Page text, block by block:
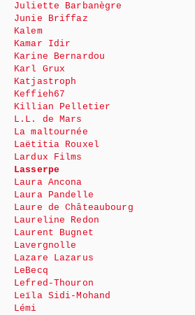
Juliette Barbanègre
Junie Briffaz
Kalem
Kamar Idir
Karine Bernardou
Karl Grux
Katjastroph
Keffieh67
Killian Pelletier
L.L. de Mars
La maltournée
Laëtitia Rouxel
Lardux Films
Lasserpe
Laura Ancona
Laura Pandelle
Laure de Châteaubourg
Laureline Redon
Laurent Bugnet
Lavergnolle
Lazare Lazarus
LeBecq
Lefred-Thouron
Leïla Sidi-Mohand
Lémi